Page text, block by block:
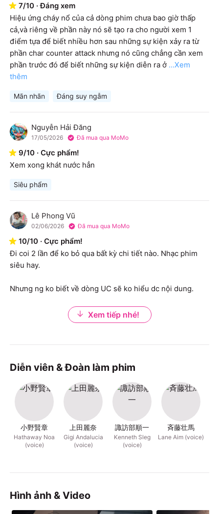
7/10 ·Đáng xem
Hiệu ứng cháy nổ của cả dòng phim chưa bao giờ thấp
cả,và riêng về phần này nó sẽ tạo ra cho người xem 1
điểm tựa để biết nhiều hơn sau những sự kiện xảy ra từ
phần char counter attack nhưng nó cũng chẳng cần xem
phần trước đó để biết những sự kiện diễn ra ở ...Xem
thêm
Mãn nhãn Đáng suy ngẫm
N Nguyễn Hải Đăng
17/05/2026 Đã mua qua MoMo
9/10 · Cực phẩm!
Xem xong khát nước hẳn
Siêu phẩm
L Lê Phong Vũ
02/06/2026 Đã mua qua MoMo
10/10 · Cực phẩm!
Đi coi 2 lần để ko bỏ qua bất kỳ chi tiết nào. Nhạc phim
siêu hay.
Nhưng ng ko biết về dòng UC sẽ ko hiểu dc nội dung.
Xem tiếp nhé!
Diễn viên & Đoàn làm phim
小野賢章
Hathaway Noa
(voice)
上田麗奈
Gigi Andalucia
(voice)
諏訪部順一
Kenneth Sleg
(voice)
斉藤壮馬
Lane Aim (voice)
Hình ảnh & Video